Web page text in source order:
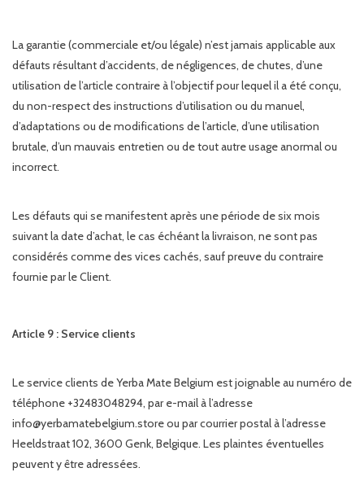
La garantie (commerciale et/ou légale) n’est jamais applicable aux
défauts résultant d’accidents, de négligences, de chutes, d’une
utilisation de l’article contraire à l’objectif pour lequel il a été conçu,
du non-respect des instructions d’utilisation ou du manuel,
d’adaptations ou de modifications de l’article, d’une utilisation
brutale, d’un mauvais entretien ou de tout autre usage anormal ou
incorrect.
Les défauts qui se manifestent après une période de six mois
suivant la date d’achat, le cas échéant la livraison, ne sont pas
considérés comme des vices cachés, sauf preuve du contraire
fournie par le Client.
Article 9 : Service clients
Le service clients de Yerba Mate Belgium est joignable au numéro de
téléphone +32483048294, par e-mail à l’adresse
info@yerbamatebelgium.storeou par courrier postal à l’adresse
Heeldstraat 102, 3600 Genk, Belgique. Les plaintes éventuelles
peuvent y être adressées.